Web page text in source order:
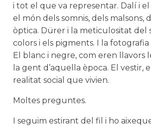
i tot el que va representar. Dalí i el
el món dels somnis, dels malsons,
òptica. Dürer i la meticulositat del
colors i els pigments. I la fotografia
El blanc i negre, com eren llavors
la gent d’aquella època. El vestir,
realitat social que vivien.
Moltes preguntes.
I seguim estirant del fil i ho